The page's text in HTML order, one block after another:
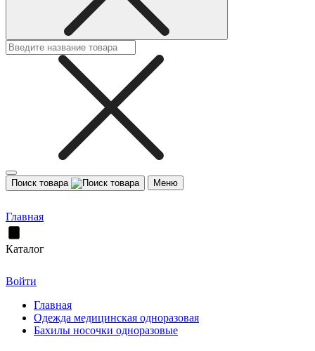
Поиск товара Меню
Главная
Каталог
Войти
Главная
Одежда медицинская одноразовая
Бахилы носочки одноразовые